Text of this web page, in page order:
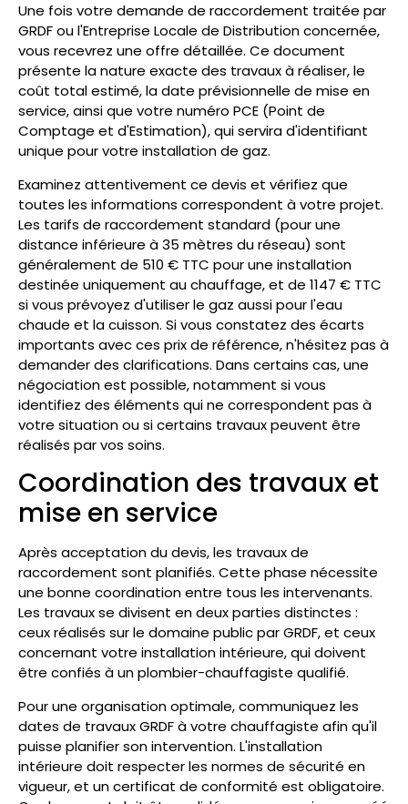
Une fois votre demande de raccordement traitée par
GRDF ou l'Entreprise Locale de Distribution concernée,
vous recevrez une offre détaillée. Ce document
présente la nature exacte des travaux à réaliser, le
coût total estimé, la date prévisionnelle de mise en
service, ainsi que votre numéro PCE (Point de
Comptage et d'Estimation), qui servira d'identifiant
unique pour votre installation de gaz.
Examinez attentivement ce devis et vérifiez que
toutes les informations correspondent à votre projet.
Les tarifs de raccordement standard (pour une
distance inférieure à 35 mètres du réseau) sont
généralement de 510 € TTC pour une installation
destinée uniquement au chauffage, et de 1147 € TTC
si vous prévoyez d'utiliser le gaz aussi pour l'eau
chaude et la cuisson. Si vous constatez des écarts
importants avec ces prix de référence, n'hésitez pas à
demander des clarifications. Dans certains cas, une
négociation est possible, notamment si vous
identifiez des éléments qui ne correspondent pas à
votre situation ou si certains travaux peuvent être
réalisés par vos soins.
Coordination des travaux et
mise en service
Après acceptation du devis, les travaux de
raccordement sont planifiés. Cette phase nécessite
une bonne coordination entre tous les intervenants.
Les travaux se divisent en deux parties distinctes :
ceux réalisés sur le domaine public par GRDF, et ceux
concernant votre installation intérieure, qui doivent
être confiés à un plombier-chauffagiste qualifié.
Pour une organisation optimale, communiquez les
dates de travaux GRDF à votre chauffagiste afin qu'il
puisse planifier son intervention. L'installation
intérieure doit respecter les normes de sécurité en
vigueur, et un certificat de conformité est obligatoire.